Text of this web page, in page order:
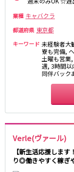
業種 キャバクラ
都道府県 東京都
キーワード 未経験者大
寮も完備,
土曜も営業
遇, 3時間以
同伴バック
Verle(ヴァール)
【新生活応援しま
り◎働きやすく稼ぎ
厚木
大和
横須賀
たまプラーザ
川崎北部
桜木町
小田原・湯河原
東中野駅
下総中山駅
四ツ谷駅
JR中央線(快速)
新宿駅
高円寺駅
武蔵境駅
武蔵小金井駅
東中野駅